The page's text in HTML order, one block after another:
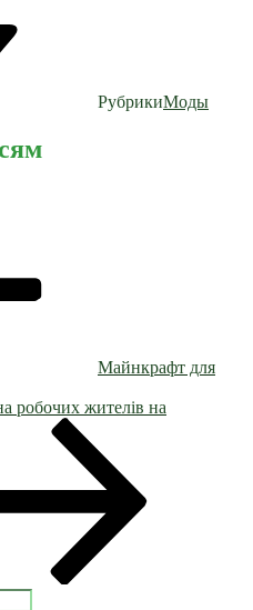
РубрикиМоды
Майнкрафт для
робочих жителів на